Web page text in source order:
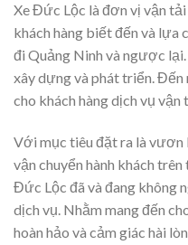
Xe Đức Lộc là đơn vị vận
khách hàng biết đến và lựa
đi Quảng Ninh và ngược
xây dựng và phát triển. Đến
cho khách hàng dịch vụ vận
Với mục tiêu đặt ra là vươn
vận chuyển hành khách
Đức Lộc đã và đang không
dịch vụ. Nhằm mang đến
hoàn hảo và cảm giác hài